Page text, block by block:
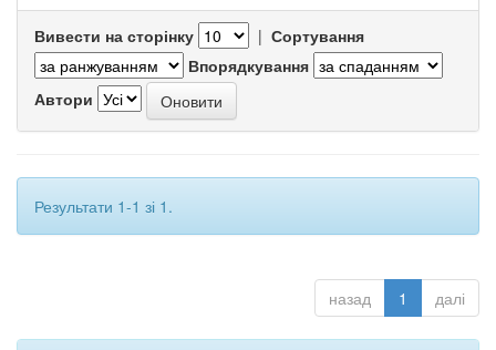
Вивести на сторінку | Сортування
Впорядкування
Автори
Результати 1-1 зі 1.
назад 1 далі